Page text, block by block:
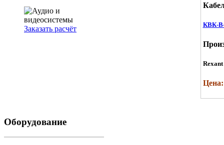
Заказать расчёт КВК-
Rexant
Цена:
Оборудование